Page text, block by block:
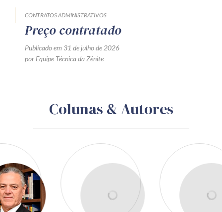
CONTRATOS ADMINISTRATIVOS
Preço contratado
Publicado em 31 de julho de 2026
por Equipe Técnica da Zênite
Colunas & Autores